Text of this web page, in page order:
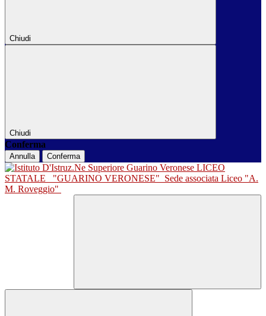
Chiudi
Chiudi
Conferma
Annulla Conferma
LICEO
STATALE
"GUARINO VERONESE" Sede associata Liceo "A.
M. Roveggio"